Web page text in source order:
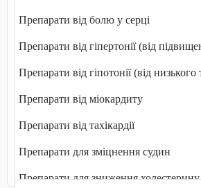
Препарати від болю у серці
Препарати від гіпертонії (від
Препарати від гіпотонії (від низького
Препарати від міокардиту
Препарати від тахікардії
Препарати для зміцнення судин
Препарати для зниження холестерину